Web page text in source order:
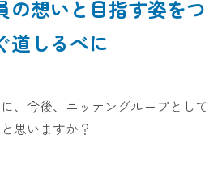
の想いと目指す姿をつ
道しるべに
、今後、ニッテングループとして
思いますか？